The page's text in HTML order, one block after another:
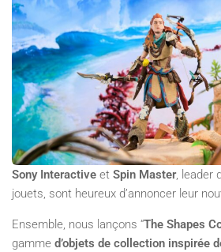
Sony Interactive et Spin Master, leader
jouets, sont heureux d’annoncer leur
Ensemble, nous lançons “The Shapes
gamme d’objets de collection inspirée